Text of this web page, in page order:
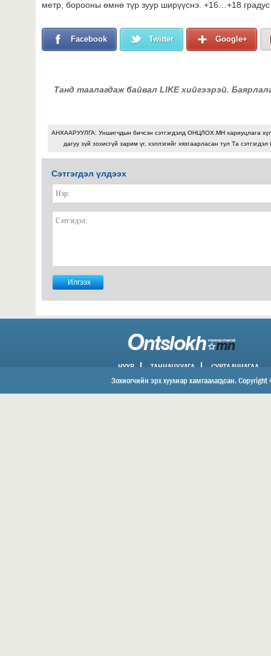
метр, борооны өмнө түр зуур ширүүснэ. +16…+18
Facebook Twitter Google+
Танд таалагдаж байвал LIKE хийгээрэй.
АНХААРУУЛГА: Уншигчдын бичсэн сэтгэгдэлд ОНЦЛОХ.МН хариуцлага
дагуу зүй зохисгүй зарим үг, хэллэгийг хязгаарласан тул Та
Сэтгэгдэл үлдээх
НҮҮР ТАНИЛЦУУЛГА СУРТАЛЧИЛГАА
ХОЛБОО БАРИХ
Зохиогчийн эрх хуулиар хамгаалагдсан.